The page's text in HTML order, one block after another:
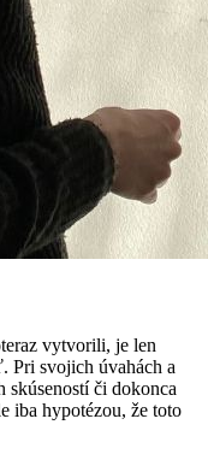
vytvorili, je len
Pri svojich úvahách a
skúseností či dokonca
iba hypotézou, že toto